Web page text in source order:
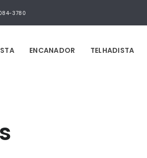
3780
ENCANADOR TELHADISTA